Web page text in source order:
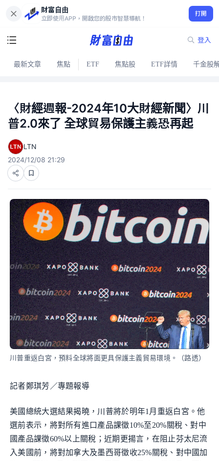
財富自由
立即使用APP，開啟您的股市智慧導航！
打開
登入
最新文章 焦點 ETF 焦點股 ETF詳情 千金股
〈財經週報-2024年10大財經新聞〉川
普2.0來了 全球貿易保護主義恐再起
LTN
2024/12/08 21:29
川普重返白宮，預料全球將面更具保護主義貿易環境。（路透）
記者鄭琪芳／專題報導
美國總統大選結果揭曉，川普將於明年1月重返白宮。他
選前表示，將對所有進口產品課徵10%至20%關稅、對中
國產品課徵60%以上關稅；近期更揚言，在阻止芬太尼流
入美國前，將對加拿大及墨西哥徵收25%關稅、對中國加